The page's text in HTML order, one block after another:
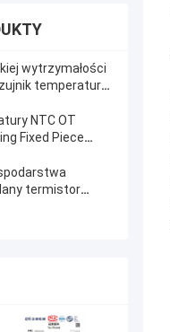
wytrzymałości
temperatury
wtryskowej
NTC OT
Fixed Piece
termistor